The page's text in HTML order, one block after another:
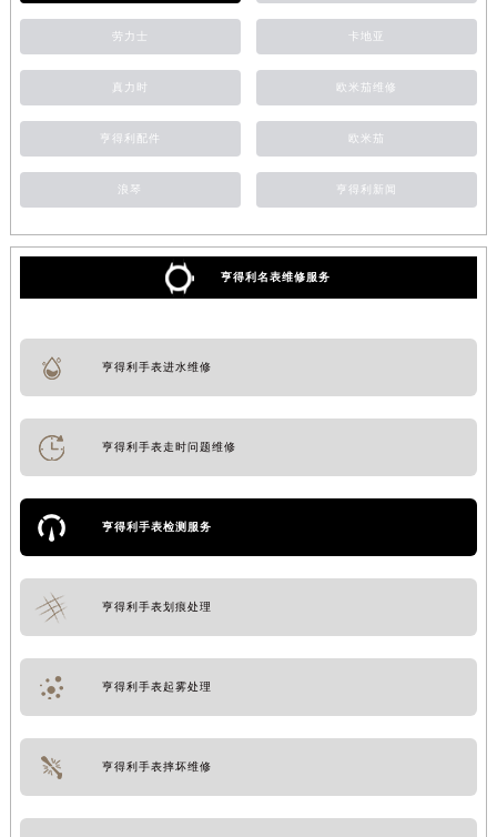
劳力士 卡地亚
真力时 欧米茄维修
亨得利配件 欧米茄
浪琴 亨得利新闻
亨得利名表维修服务
亨得利手表进水维修
亨得利手表走时问题维修
亨得利手表检测服务
亨得利手表划痕处理
亨得利手表起雾处理
亨得利手表摔坏维修